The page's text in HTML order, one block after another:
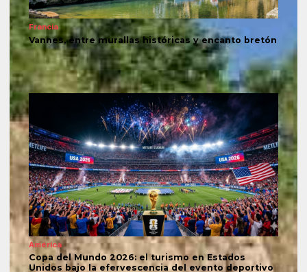
Francia
Vannes, entre murallas históricas y encanto bretón
América
Copa del Mundo 2026: el turismo en Estados
Unidos bajo la efervescencia del evento deportivo